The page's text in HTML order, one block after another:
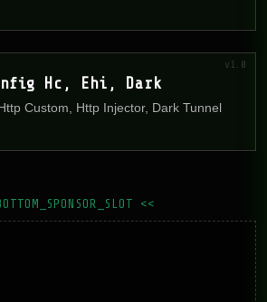
Hc, Ehi, Dark
Custom, Http Injector, Dark Tunnel
v1.0
<<